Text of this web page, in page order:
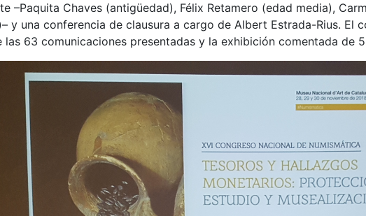
–Paquita Chaves (antigüedad), Félix Retamero (edad media),
y una conferencia de clausura a cargo de Albert Estrada-Rius. El
las 63 comunicaciones presentadas y la exhibición comentada de